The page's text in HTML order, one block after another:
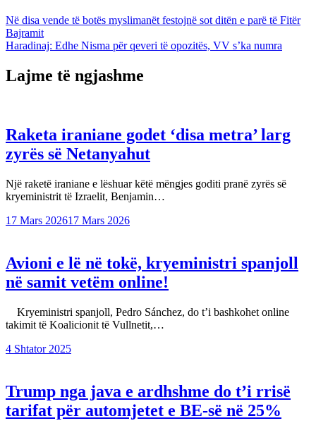
Në disa vende të botës myslimanët festojnë sot ditën e parë të Fitër
Bajramit
Haradinaj: Edhe Nisma për qeveri të opozitës, VV s’ka numra
Lajme të ngjashme
Raketa iraniane godet ‘disa metra’ larg
zyrës së Netanyahut
Një raketë iraniane e lëshuar këtë mëngjes goditi pranë zyrës së
kryeministrit të Izraelit, Benjamin…
17 Mars 202617 Mars 2026
Avioni e lë në tokë, kryeministri spanjoll
në samit vetëm online!
Kryeministri spanjoll, Pedro Sánchez, do t’i bashkohet online
takimit të Koalicionit të Vullnetit,…
4 Shtator 2025
Trump nga java e ardhshme do t’i rrisë
tarifat për automjetet e BE-së në 25%